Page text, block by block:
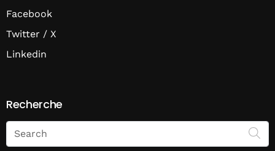
Facebook
Twitter / X
Linkedin
Recherche
Search
on